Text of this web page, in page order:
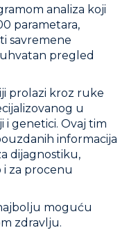
analiza koji
parametara,
savremene
pregled
prolazi kroz ruke
u
i genetici. Ovaj tim
informacija
dijagnostiku,
i za procenu
moguću
zdravlju.